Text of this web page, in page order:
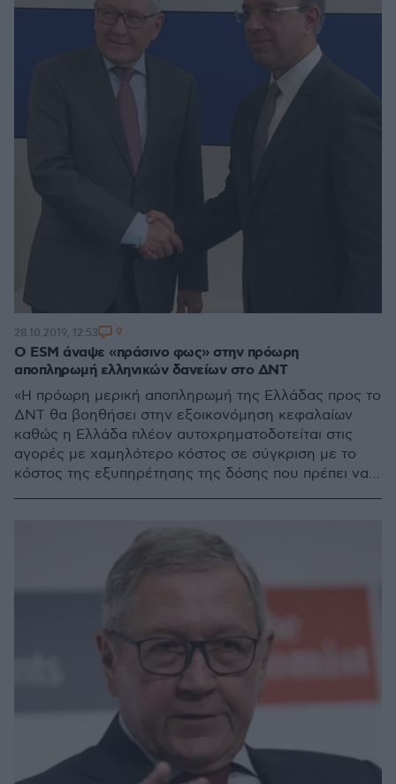
Ο ESM άναψε «πράσινο φως» στην πρόωρη
αποπληρωμή ελληνικών δανείων στο ΔΝΤ
«Η πρόωρη μερική αποπληρωμή της Ελλάδας προς το
ΔΝΤ θα βοηθήσει στην εξοικονόμηση κεφαλαίων
καθώς η Ελλάδα πλέον αυτοχρηματοδοτείται στις
αγορές με χαμηλότερο κόστος σε σύγκριση με το
κόστος της εξυπηρέτησης της δόσης που πρέπει να
28.10.2019, 12:53 9